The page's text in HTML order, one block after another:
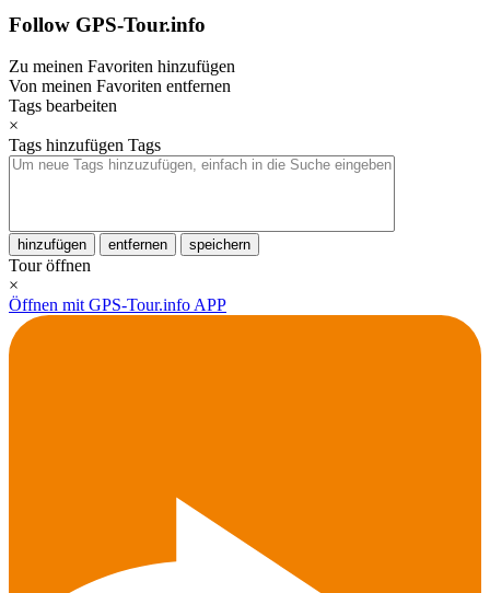
Follow GPS-Tour.info
Zu meinen Favoriten hinzufügen
Von meinen Favoriten entfernen
Tags bearbeiten
×
Tags hinzufügen Tags
hinzufügen entfernen speichern
Tour öffnen
×
Öffnen mit GPS-Tour.info APP